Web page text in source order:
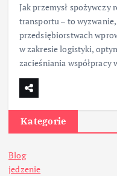
Jak przemysł spożywczy
transportu – to
przedsiębiorstwach
w zakresie logistyki,
zacieśniania współpracy
Kategorie
Blog
jedzenie